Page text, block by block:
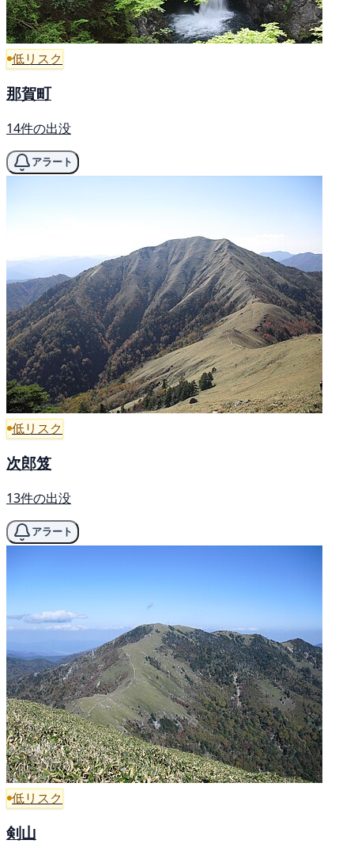
低リスク
那賀町
14件の出没
アラート
低リスク
次郎笈
13件の出没
アラート
低リスク
剣山